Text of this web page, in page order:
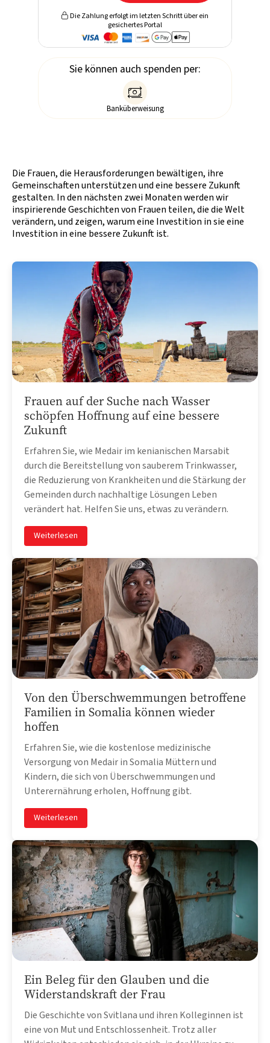
 Die Zahlung erfolgt im letzten Schritt über ein
gesichertes Portal
Sie können auch spenden per:

Banküberweisung
Die Frauen, die Herausforderungen bewältigen, ihre
Gemeinschaften unterstützen und eine bessere Zukunft
gestalten. In den nächsten zwei Monaten werden wir
inspirierende Geschichten von Frauen teilen, die die Welt
verändern, und zeigen, warum eine Investition in sie eine
Investition in eine bessere Zukunft ist.
Frauen auf der Suche nach Wasser
schöpfen Hoffnung auf eine bessere
Zukunft
Erfahren Sie, wie Medair im kenianischen Marsabit
durch die Bereitstellung von sauberem Trinkwasser,
die Reduzierung von Krankheiten und die Stärkung der
Gemeinden durch nachhaltige Lösungen Leben
verändert hat. Helfen Sie uns, etwas zu verändern.
Weiterlesen
Von den Überschwemmungen betroffene
Familien in Somalia können wieder
hoffen
Erfahren Sie, wie die kostenlose medizinische
Versorgung von Medair in Somalia Müttern und
Kindern, die sich von Überschwemmungen und
Unterernährung erholen, Hoffnung gibt.
Weiterlesen
Ein Beleg für den Glauben und die
Widerstandskraft der Frau
Die Geschichte von Svitlana und ihren Kolleginnen ist
eine von Mut und Entschlossenheit. Trotz aller